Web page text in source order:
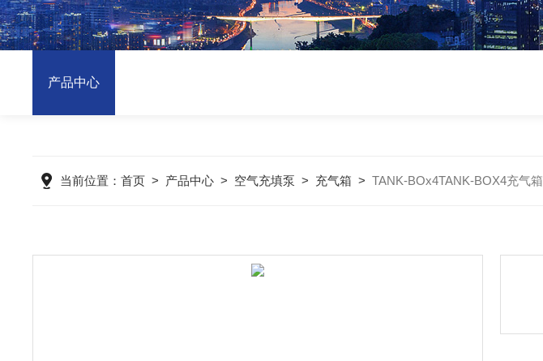
产品中心
当前位置：首页 > 产品中心 > 空气充填泵 > 充气箱 >TANK-BOx4TANK-BOX4充气箱